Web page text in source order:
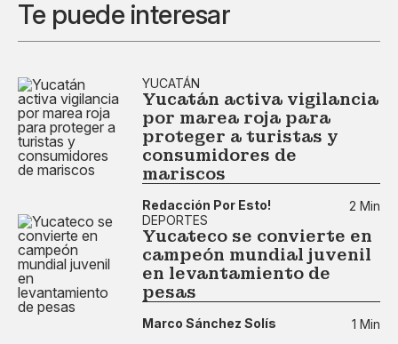
Te puede interesar
YUCATÁN
Yucatán activa vigilancia
por marea roja para
proteger a turistas y
consumidores de
mariscos
Redacción Por Esto!
2 Min
DEPORTES
Yucateco se convierte en
campeón mundial juvenil
en levantamiento de
pesas
Marco Sánchez Solís
1 Min